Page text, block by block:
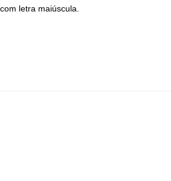
letra maiúscula.